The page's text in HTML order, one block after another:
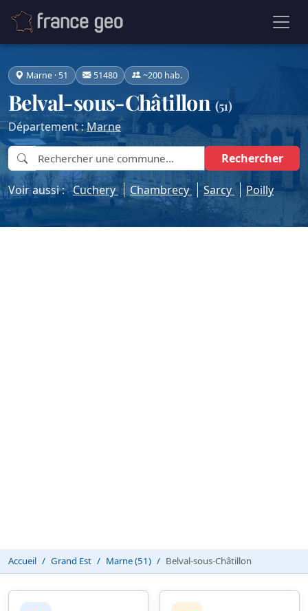
Marne · 51 51480 ~200 hab.
Belval-sous-Châtillon (51)
Département :Marne
Rechercher
Voir aussi :Cuchery Chambrecy Sarcy Poilly
Accueil Grand Est Marne (51) Belval-sous-Châtillon